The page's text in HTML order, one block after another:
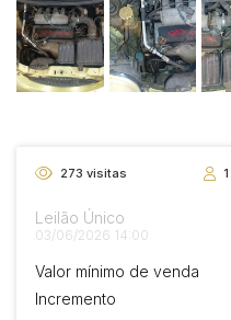
273 visitas 1
Leilão Único
03/06/2026 14:00
Valor mínimo de venda
Incremento